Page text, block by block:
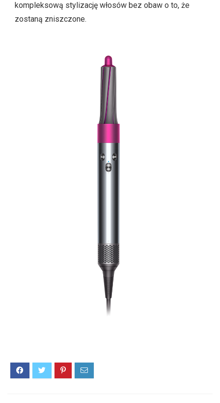
kompleksową stylizację włosów bez obaw o to, że
zostaną zniszczone.